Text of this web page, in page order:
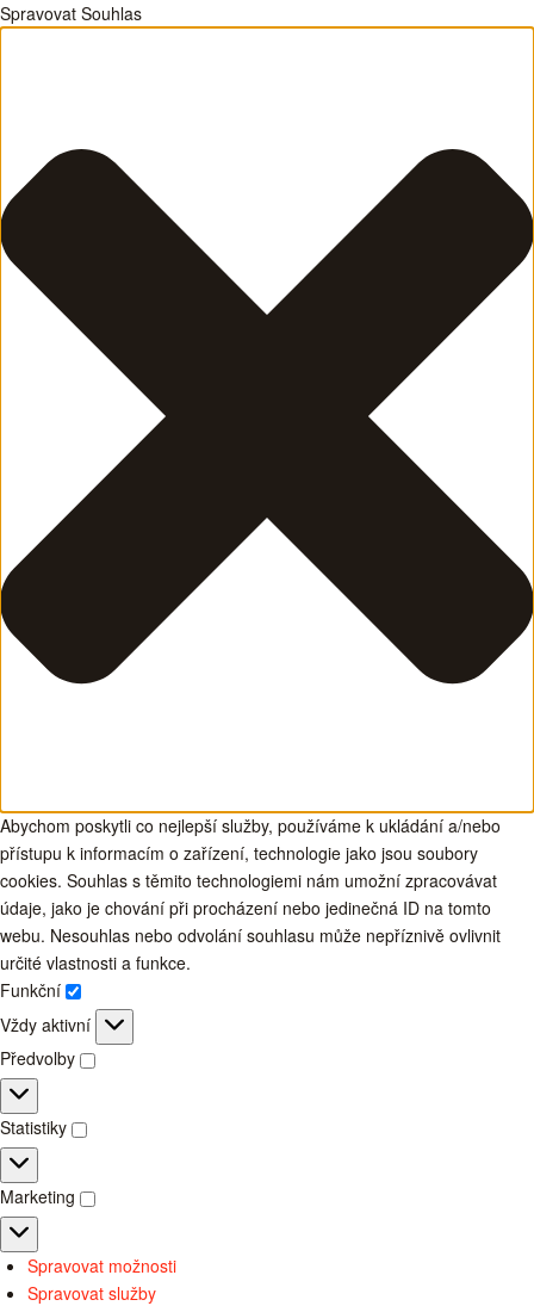
Spravovat Souhlas
Abychom poskytli co nejlepší služby, používáme k ukládání a/nebo
přístupu k informacím o zařízení, technologie jako jsou soubory
cookies. Souhlas s těmito technologiemi nám umožní zpracovávat
údaje, jako je chování při procházení nebo jedinečná ID na tomto
webu. Nesouhlas nebo odvolání souhlasu může nepříznivě ovlivnit
určité vlastnosti a funkce.
Funkční
Funkční
Vždy aktivní
Předvolby
Předvolby
Statistiky
Statistiky
Marketing
Marketing
Spravovat možnosti
Spravovat služby